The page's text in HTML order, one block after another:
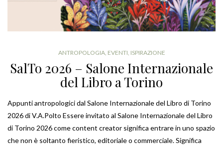
ANTROPOLOGIA, EVENTI, ISPIRAZIONE
SalTo 2026 – Salone Internazionale
del Libro a Torino
Appunti antropologici dal Salone Internazionale del Libro di Torino
2026 di V.A.Polto Essere invitato al Salone Internazionale del Libro
di Torino 2026 come content creator significa entrare in uno spazio
che non è soltanto fieristico, editoriale o commerciale. Significa